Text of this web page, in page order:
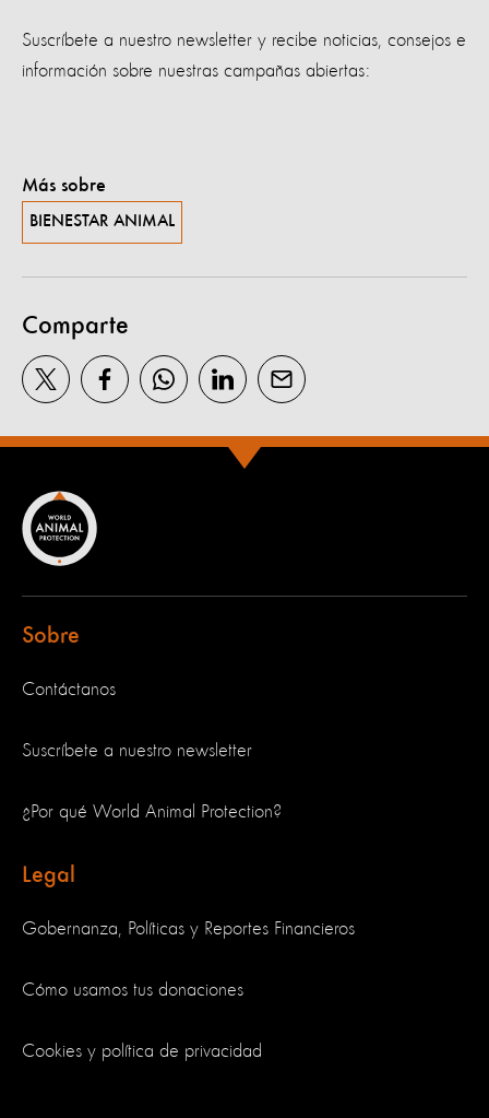
Suscríbete a nuestro newsletter y recibe noticias, consejos e
información sobre nuestras campañas abiertas:
Más sobre
BIENESTAR ANIMAL
Comparte
Sobre
Contáctanos
Suscríbete a nuestro newsletter
¿Por qué World Animal Protection?
Legal
Gobernanza, Políticas y Reportes Financieros
Cómo usamos tus donaciones
Cookies y política de privacidad